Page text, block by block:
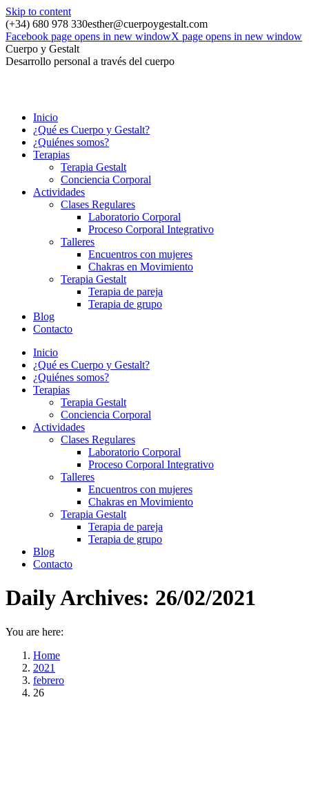
Skip to content
(+34) 680 978 330esther@cuerpoygestalt.com
Facebook page opens in new windowX page opens in new window
Cuerpo y Gestalt
Desarrollo personal a través del cuerpo
Inicio
¿Qué es Cuerpo y Gestalt?
¿Quiénes somos?
Terapias
Terapia Gestalt
Conciencia Corporal
Actividades
Clases Regulares
Laboratorio Corporal
Proceso Corporal Integrativo
Talleres
Encuentros con mujeres
Chakras en Movimiento
Terapia Gestalt
Terapia de pareja
Terapia de grupo
Blog
Contacto
Inicio
¿Qué es Cuerpo y Gestalt?
¿Quiénes somos?
Terapias
Terapia Gestalt
Conciencia Corporal
Actividades
Clases Regulares
Laboratorio Corporal
Proceso Corporal Integrativo
Talleres
Encuentros con mujeres
Chakras en Movimiento
Terapia Gestalt
Terapia de pareja
Terapia de grupo
Blog
Contacto
Daily Archives: 26/02/2021
You are here:
Home
2021
febrero
26